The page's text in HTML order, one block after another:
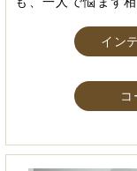
イン
コ